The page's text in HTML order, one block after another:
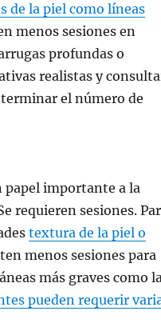
de la piel como líneas
menos sesiones en
profundas o
realistas y
el número de
papel importante a la
requieren sesiones.
textura de la piel o
menos sesiones para
más graves como
pueden requerir